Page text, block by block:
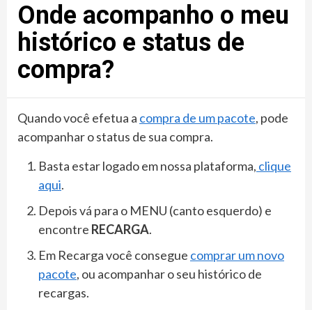
Onde acompanho o meu
histórico e status de
compra?
Quando você efetua a compra de um pacote, pode
acompanhar o status de sua compra.
Basta estar logado em nossa plataforma, clique
aqui.
Depois vá para o MENU (canto esquerdo) e
encontre RECARGA.
Em Recarga você consegue comprar um novo
pacote, ou acompanhar o seu histórico de
recargas.